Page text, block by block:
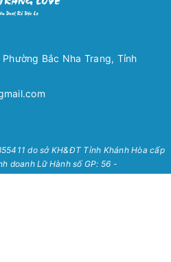
Bắc Nha Trang, Tỉnh
do sở KH&ĐT Tỉnh Khánh Hòa cấp
doanh Lữ Hành số GP: 56 -